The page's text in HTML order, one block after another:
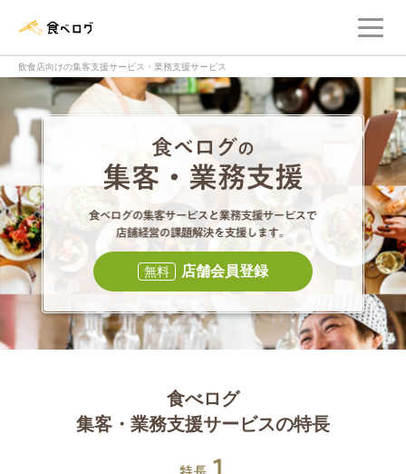
飲食店向けの集客支援サービス・業務支援サービス
食べログの集客
食べログの集
無料 店舗会員登録
食べログ
集客・業務支援サービスの特長